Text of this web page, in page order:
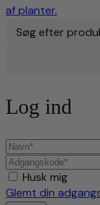
Søg efter
Log ind
Husk mig
Glemt din